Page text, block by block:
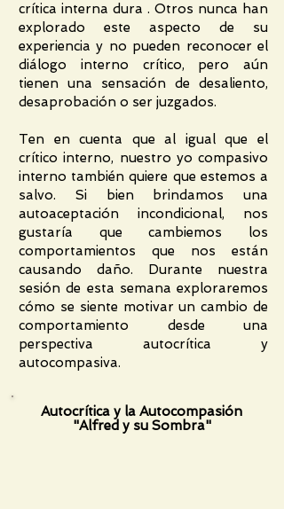
crítica interna dura . Otros nunca han
explorado este aspecto de su
experiencia y no pueden reconocer el
diálogo interno crítico, pero aún
tienen una sensación de desaliento,
desaprobación o ser juzgados.
Ten en cuenta que al igual que el
crítico interno, nuestro yo compasivo
interno también quiere que estemos a
salvo. Si bien brindamos una
autoaceptación incondicional, nos
gustaría que cambiemos los
comportamientos que nos están
causando daño. Durante nuestra
sesión de esta semana exploraremos
cómo se siente motivar un cambio de
comportamiento desde una
perspectiva autocrítica y
autocompasiva.
Autocrítica y la Autocompasión
"Alfred y su Sombra"